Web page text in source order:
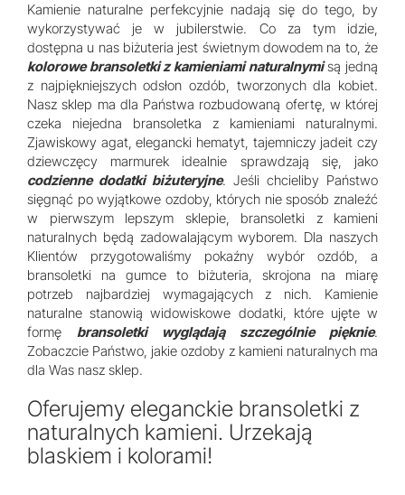
Kamienie naturalne perfekcyjnie nadają się do tego, by
wykorzystywać je w jubilerstwie. Co za tym idzie,
dostępna u nas biżuteria jest świetnym dowodem na to, że
kolorowe bransoletki z kamieniami naturalnymisą jedną
z najpiękniejszych odsłon ozdób, tworzonych dla kobiet.
Nasz sklep ma dla Państwa rozbudowaną ofertę, w której
czeka niejedna bransoletka z kamieniami naturalnymi.
Zjawiskowy agat, elegancki hematyt, tajemniczy jadeit czy
dziewczęcy marmurek idealnie sprawdzają się, jako
codzienne dodatki biżuteryjne. Jeśli chcieliby Państwo
sięgnąć po wyjątkowe ozdoby, których nie sposób znaleźć
w pierwszym lepszym sklepie, bransoletki z kamieni
naturalnych będą zadowalającym wyborem. Dla naszych
Klientów przygotowaliśmy pokaźny wybór ozdób, a
bransoletki na gumce to biżuteria, skrojona na miarę
potrzeb najbardziej wymagających z nich. Kamienie
naturalne stanowią widowiskowe dodatki, które ujęte w
formę bransoletki wyglądają szczególnie pięknie.
Zobaczcie Państwo, jakie ozdoby z kamieni naturalnych ma
dla Was nasz sklep.
Oferujemy eleganckie bransoletki z
naturalnych kamieni. Urzekają
blaskiem i kolorami!